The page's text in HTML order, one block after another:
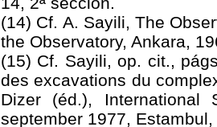
(14) Cf. A. Sayili, The
the Observatory, Ankara,
(15) Cf. Sayili, op. cit.,
des excavations du
Dizer (éd.), International
september 1977,